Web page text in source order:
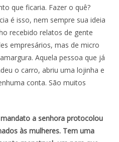
que ficaria. Fazer o quê?
é isso, nem sempre sua ideia
recebido relatos de gente
empresários, mas de micro
Aquela pessoa que já
o carro, abriu uma lojinha e
conta. São muitos
a senhora protocolou
às mulheres. Tem uma